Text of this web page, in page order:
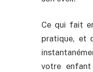
Ce qui fait
pratique, et
votre